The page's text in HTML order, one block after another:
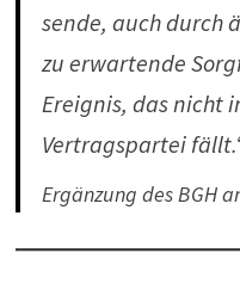
sende, auch durch
zu erwar­tende
Ereignis, das nicht
Ver­trags­partei
Ergänzung des BGH